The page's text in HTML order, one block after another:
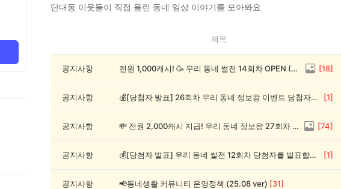
단대동 이웃들이 직접 올린 동네 일상 이야기를 모아봐요
동
제목
공지사항 전원 1,000캐시! 🥳 우리 동네 썰전 14회차 OPEN (~8/17) [18]
공지사항 💰[당첨자 발표] 26회차 우리 동네 정보왕 이벤트 당첨자를 발표합니다! [1]
공지사항 💸 전원 2,000캐시 지급! 우리 동네 정보왕 27회차 (~8/10) [74]
공지사항 💰[당첨자 발표] 우리 동네 썰전 12회차 당첨자를 발표합니다! [1]
공지사항 📢동네생활 커뮤니티 운영정책 (25.08 ver) [31]